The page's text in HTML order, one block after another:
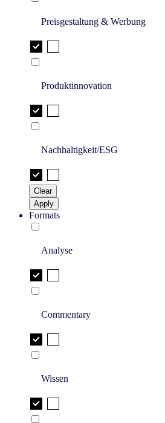
Preisgestaltung & Werbung
Produktinnovation
Nachhaltigkeit/ESG
Clear
Apply
Formats
Analyse
Commentary
Wissen